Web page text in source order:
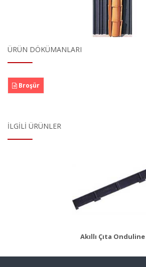
ÜRÜN DÖKÜMANLARI
Broşür
İLGILI ÜRÜNLER
Akıllı Çıta Onduline
AKS 8
Ürün Detayı